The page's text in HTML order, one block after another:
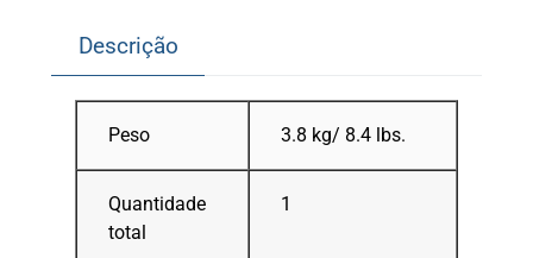
Descrição
Peso 3.8 kg/ 8.4 lbs.
Quantidade
total
1